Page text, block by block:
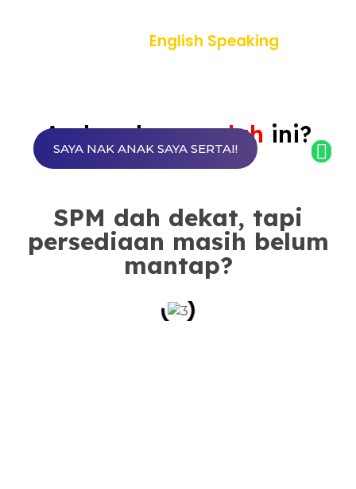
English Speaking
Anda adamasalah ini?​
SAYA NAK ANAK SAYA SERTAI!
SPM dah dekat, tapi
persediaan masih belum
mantap?